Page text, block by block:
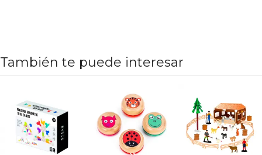
También te puede interesar